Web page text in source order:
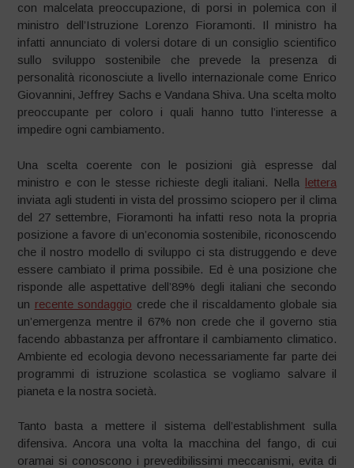
con malcelata preoccupazione, di porsi in polemica con il
ministro dell’Istruzione Lorenzo Fioramonti. Il ministro ha
infatti annunciato di volersi dotare di un consiglio scientifico
sullo sviluppo sostenibile che prevede la presenza di
personalità riconosciute a livello internazionale come Enrico
Giovannini, Jeffrey Sachs e Vandana Shiva. Una scelta molto
preoccupante per coloro i quali hanno tutto l’interesse a
impedire ogni cambiamento.
Una scelta coerente con le posizioni già espresse dal
ministro e con le stesse richieste degli italiani. Nella lettera
inviata agli studenti in vista del prossimo sciopero per il clima
del 27 settembre, Fioramonti ha infatti reso nota la propria
posizione a favore di un’economia sostenibile, riconoscendo
che il nostro modello di sviluppo ci sta distruggendo e deve
essere cambiato il prima possibile. Ed è una posizione che
risponde alle aspettative dell’89% degli italiani che secondo
un recente sondaggio crede che il riscaldamento globale sia
un’emergenza mentre il 67% non crede che il governo stia
facendo abbastanza per affrontare il cambiamento climatico.
Ambiente ed ecologia devono necessariamente far parte dei
programmi di istruzione scolastica se vogliamo salvare il
pianeta e la nostra società.
Tanto basta a mettere il sistema dell’establishment sulla
difensiva. Ancora una volta la macchina del fango, di cui
oramai si conoscono i prevedibilissimi meccanismi, evita di